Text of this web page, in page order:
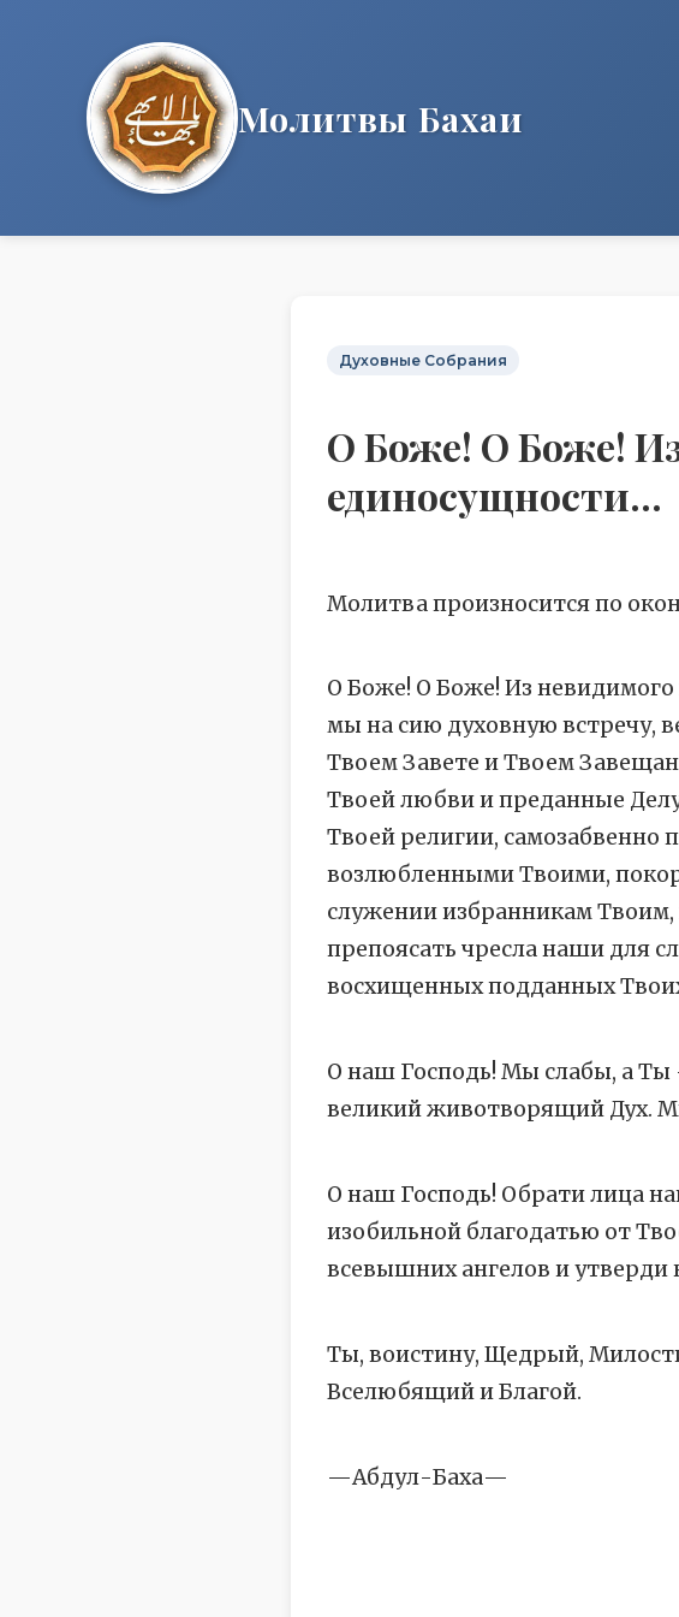
Молитвы Бахаи
Духовные Собрания
О Боже! О Боже!
единосущности...
Молитва произносится по
О Боже! О Боже! Из невидимого
мы на сию духовную встречу,
Твоем Завете и Твоем
Твоей любви и преданные
Твоей религии,
возлюбленными Твоими,
служении избранникам
препоясать чресла наши для
восхищенных подданных
О наш Господь! Мы слабы, а
великий животворящий Дух.
О наш Господь! Обрати лица
изобильной благодатью от
всевышних ангелов и утверди
Ты, воистину, Щедрый,
Вселюбящий и Благой.
—Абдул-Баха—